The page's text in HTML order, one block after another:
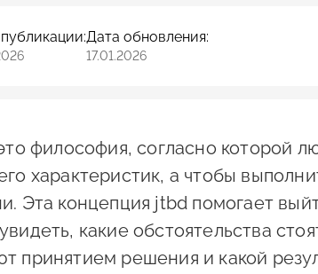
Дата обновления:
17.01.2026
философия, согласно которой
характеристик, а чтобы
Эта концепция jtbd помогает
какие обстоятельства
принятием решения и какой